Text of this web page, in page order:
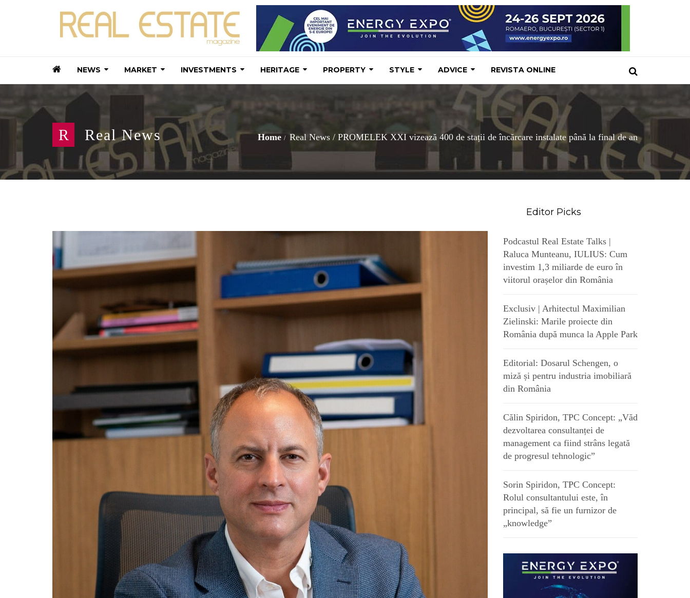
NEWS MARKET INVESTMENTS HERITAGE PROPERTY STYLE ADVICE REVISTA ONLINE
R Real News Home Real News / PROMELEK XXI vizează 400 de stații de încărcare instalate până la final de an
Editor Picks
Podcastul Real Estate Talks |
Raluca Munteanu, IULIUS: Cum
investim 1,3 miliarde de euro în
viitorul orașelor din România
Exclusiv | Arhitectul Maximilian
Zielinski: Marile proiecte din
România după munca la Apple Park
Editorial: Dosarul Schengen, o
miză și pentru industria imobiliară
din România
Călin Spiridon, TPC Concept: „Văd
dezvoltarea consultanței de
management ca fiind strâns legată
de progresul tehnologic”
Sorin Spiridon, TPC Concept:
Rolul consultantului este, în
principal, să fie un furnizor de
„knowledge”